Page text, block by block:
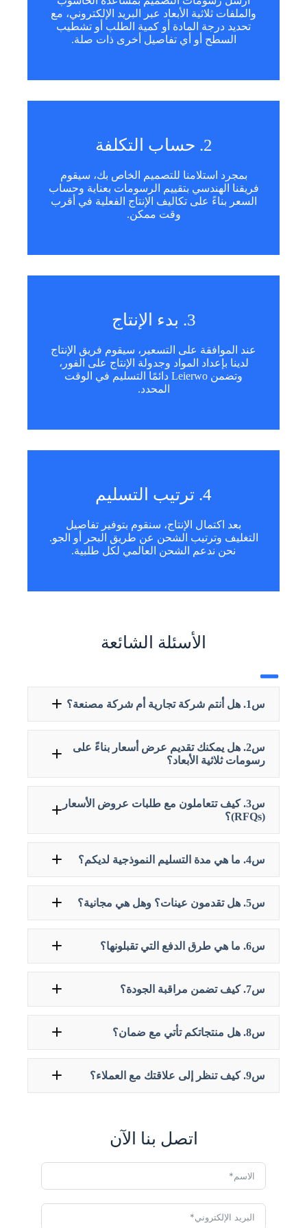
والملفات ثلاثية الأبعاد عبر البريد الإلكتروني، مع
تحديد درجة المادة أو كمية الطلب أو تشطيب
السطح أو أي تفاصيل أخرى ذات صلة.
2. حساب التكلفة
بمجرد استلامنا للتصميم الخاص بك، سيقوم
فريقنا الهندسي بتقييم الرسومات بعناية وحساب
السعر بناءً على تكاليف الإنتاج الفعلية في أقرب
وقت ممكن.
3. بدء الإنتاج
عند الموافقة على التسعير، سيقوم فريق الإنتاج
لدينا بإعداد المواد وجدولة الإنتاج على الفور،
وتضمن Leierwo دائمًا التسليم في الوقت
المحدد.
4. ترتيب التسليم
بعد اكتمال الإنتاج، سنقوم بتوفير تفاصيل
التغليف وترتيب الشحن عن طريق البحر أو الجو.
نحن ندعم الشحن العالمي لكل طلبية.
الأسئلة الشائعة
س1. هل أنتم شركة تجارية أم شركة مصنعة؟
س2. هل يمكنك تقديم عرض أسعار بناءً على
رسومات ثلاثية الأبعاد؟
س3. كيف تتعاملون مع طلبات عروض الأسعار
(RFQs)؟
س4. ما هي مدة التسليم النموذجية لديكم؟
س5. هل تقدمون عينات؟ وهل هي مجانية؟
س6. ما هي طرق الدفع التي تقبلونها؟
س7. كيف تضمن مراقبة الجودة؟
س8. هل منتجاتكم تأتي مع ضمان؟
س9. كيف تنظر إلى علاقتك مع العملاء؟
اتصل بنا الآن